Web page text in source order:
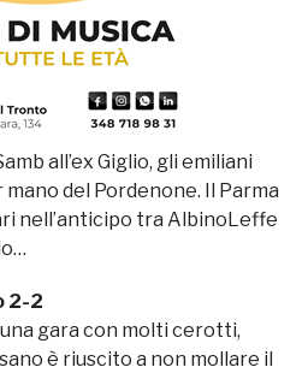
all’ex Giglio, gli emiliani
del Pordenone. Il Parma
nell’anticipo tra AlbinoLeffe
2-2
gara con molti cerotti,
è riuscito a non mollare il